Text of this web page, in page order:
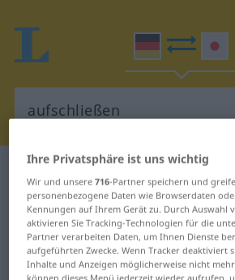
Deutsch-Japanisch Wörterbuch
Deutsch-Japanisch
für "aufschließen"
"aufschließen"
Ihre Privatsphäre ist uns wichtig
Wir und unsere716-Partner speichern und
personenbezogene Daten wie Browserdaten
Kennungen auf Ihrem Gerät zu. Durch Auswahl
aktivieren Sie Tracking-Technologien für die
Partner verarbeiten Daten, um Ihnen Dienste
aufgeführten Zwecke. Wenn Tracker deaktiviert
Inhalte und Anzeigen möglicherweise nicht
können dieses Menü jederzeit wieder aufrufen,